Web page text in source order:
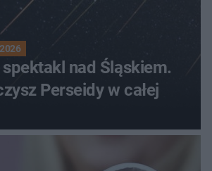
nad Śląskiem.
Perseidy w całej